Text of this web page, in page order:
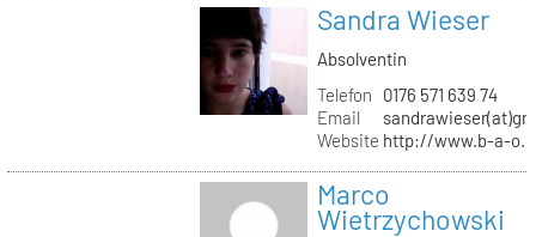
Sandra Wieser
Absolventin
Telefon
0176 571 639 74
Email
Website http://www.b-a-
Marco
Wietrzychowski